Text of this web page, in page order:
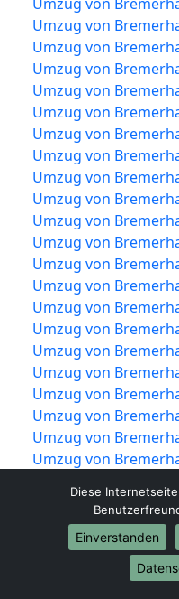
Umzug von
Umzug von
Umzug von
Umzug von
Umzug von
Umzug von
Umzug von
Umzug von
Umzug von
Umzug von
Umzug von
Umzug von
Umzug von
Umzug von
Umzug von
Umzug von
Umzug von
Umzug von
Umzug von
Umzug von
Umzug von
Umzug von
Umzug von
Umzug von
Umzug von
Diese
Einverstanden